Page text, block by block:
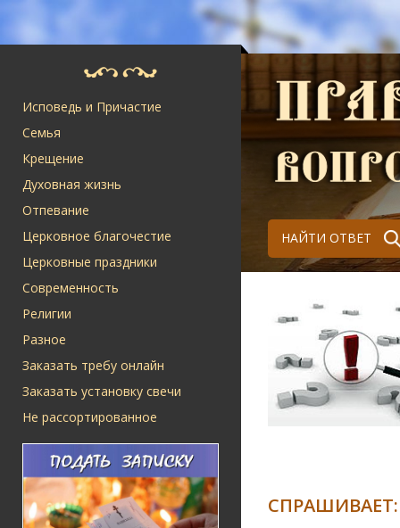
Исповедь и Причастие
Семья
Крещение
Духовная жизнь
Отпевание
Церковное благочестие
Церковные праздники
Современность
Религии
Разное
Заказать требу онлайн
Заказать установку свечи
Не рассортированное
НАЙТИ ОТВЕТ
СПРАШИВАЕТ: